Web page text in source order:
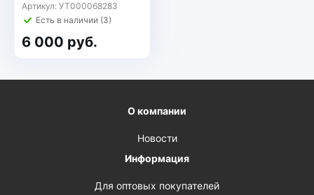
Артикул: УТ000068283
Есть в наличии (3)
6 000 руб.
О компании
Новости
Информация
Для оптовых покупателей